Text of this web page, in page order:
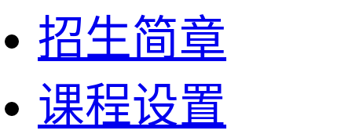
招生简章
课程设置